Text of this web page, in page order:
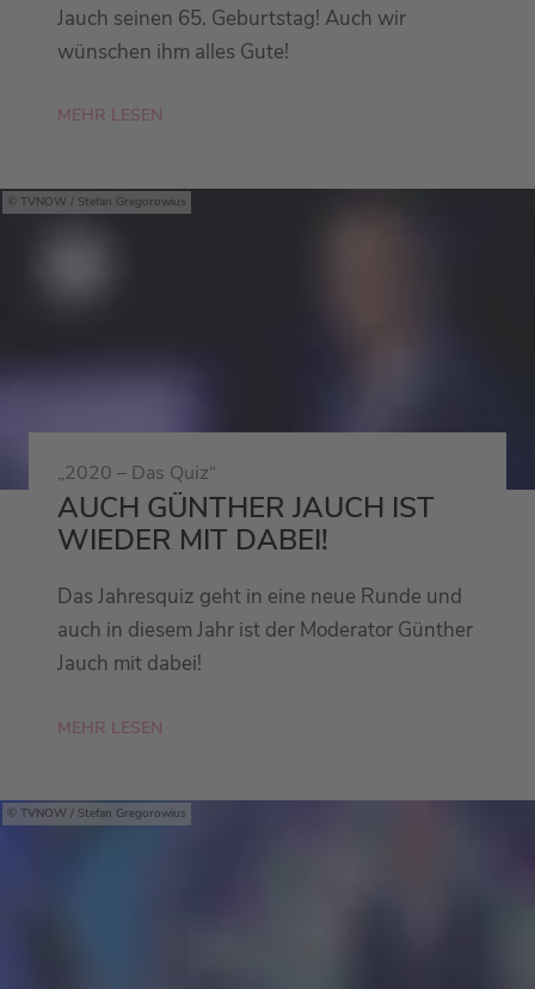
Jauch seinen 65. Geburtstag! Auch wir
wünschen ihm alles Gute!
MEHR LESEN
TVNOW / Stefan Gregorowius
„2020 – Das Quiz“
AUCH GÜNTHER JAUCH IST
WIEDER MIT DABEI!
Das Jahresquiz geht in eine neue Runde und
auch in diesem Jahr ist der Moderator Günther
Jauch mit dabei!
MEHR LESEN
TVNOW / Stefan Gregorowius